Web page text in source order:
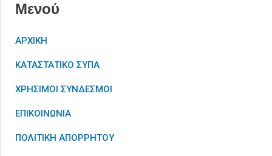
Μενού
ΑΡΧΙΚΗ
ΚΑΤΑΣΤΑΤΙΚΟ ΣΥΠΑ
ΧΡΗΣΙΜΟΙ ΣΥΝΔΕΣΜΟΙ
ΕΠΙΚΟΙΝΩΝΙΑ
ΠΟΛΙΤΙΚΗ ΑΠΟΡΡΗΤΟΥ